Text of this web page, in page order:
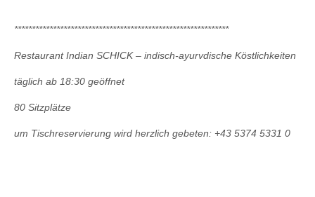
*************************************************************
Restaurant Indian SCHICK – indisch-ayurvdische Köstlichkeiten
täglich ab 18:30 geöffnet
80 Sitzplätze
um Tischreservierung wird herzlich gebeten: +43 5374 5331 0